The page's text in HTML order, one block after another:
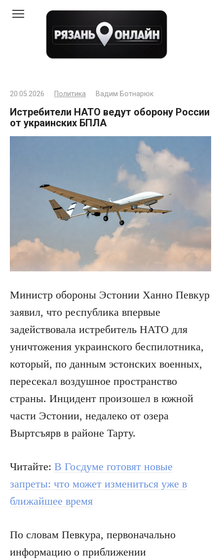
20.05.2026 Политика Вадим Ботнарюк
Истребители НАТО ведут оборону России
от украинских БПЛА
Министр обороны Эстонии Ханно Певкур
заявил, что республика впервые
задействовала истребитель НАТО для
уничтожения украинского беспилотника,
который, по данным эстонских военных,
пересекал воздушное пространство
страны. Инцидент произошел в южной
части Эстонии, недалеко от озера
Выртсъярв в районе Тарту.
Читайте: В Госдуме готовят новые
запреты: что может измениться уже в
ближайшее время
По словам Певкура, первоначально
информацию о приближении